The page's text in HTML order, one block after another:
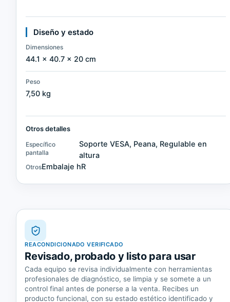
Diseño y estado
Dimensiones
44.1 × 40.7 × 20 cm
Peso
7,50 kg
Otros detalles
Específico
pantalla
Soporte VESA, Peana, Regulable en
altura
OtrosEmbalaje hR
REACONDICIONADO VERIFICADO
Revisado, probado y listo para usar
Cada equipo se revisa individualmente con herramientas
profesionales de diagnóstico, se limpia y se somete a un
control final antes de ponerse a la venta. Recibes un
producto funcional, con su estado estético identificado y